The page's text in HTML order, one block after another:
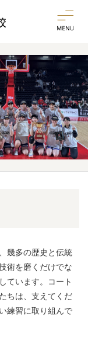
幾多の歴史と伝統
術を磨くだけでな
ています。コート
ちは、支えてくだ
練習に取り組んで